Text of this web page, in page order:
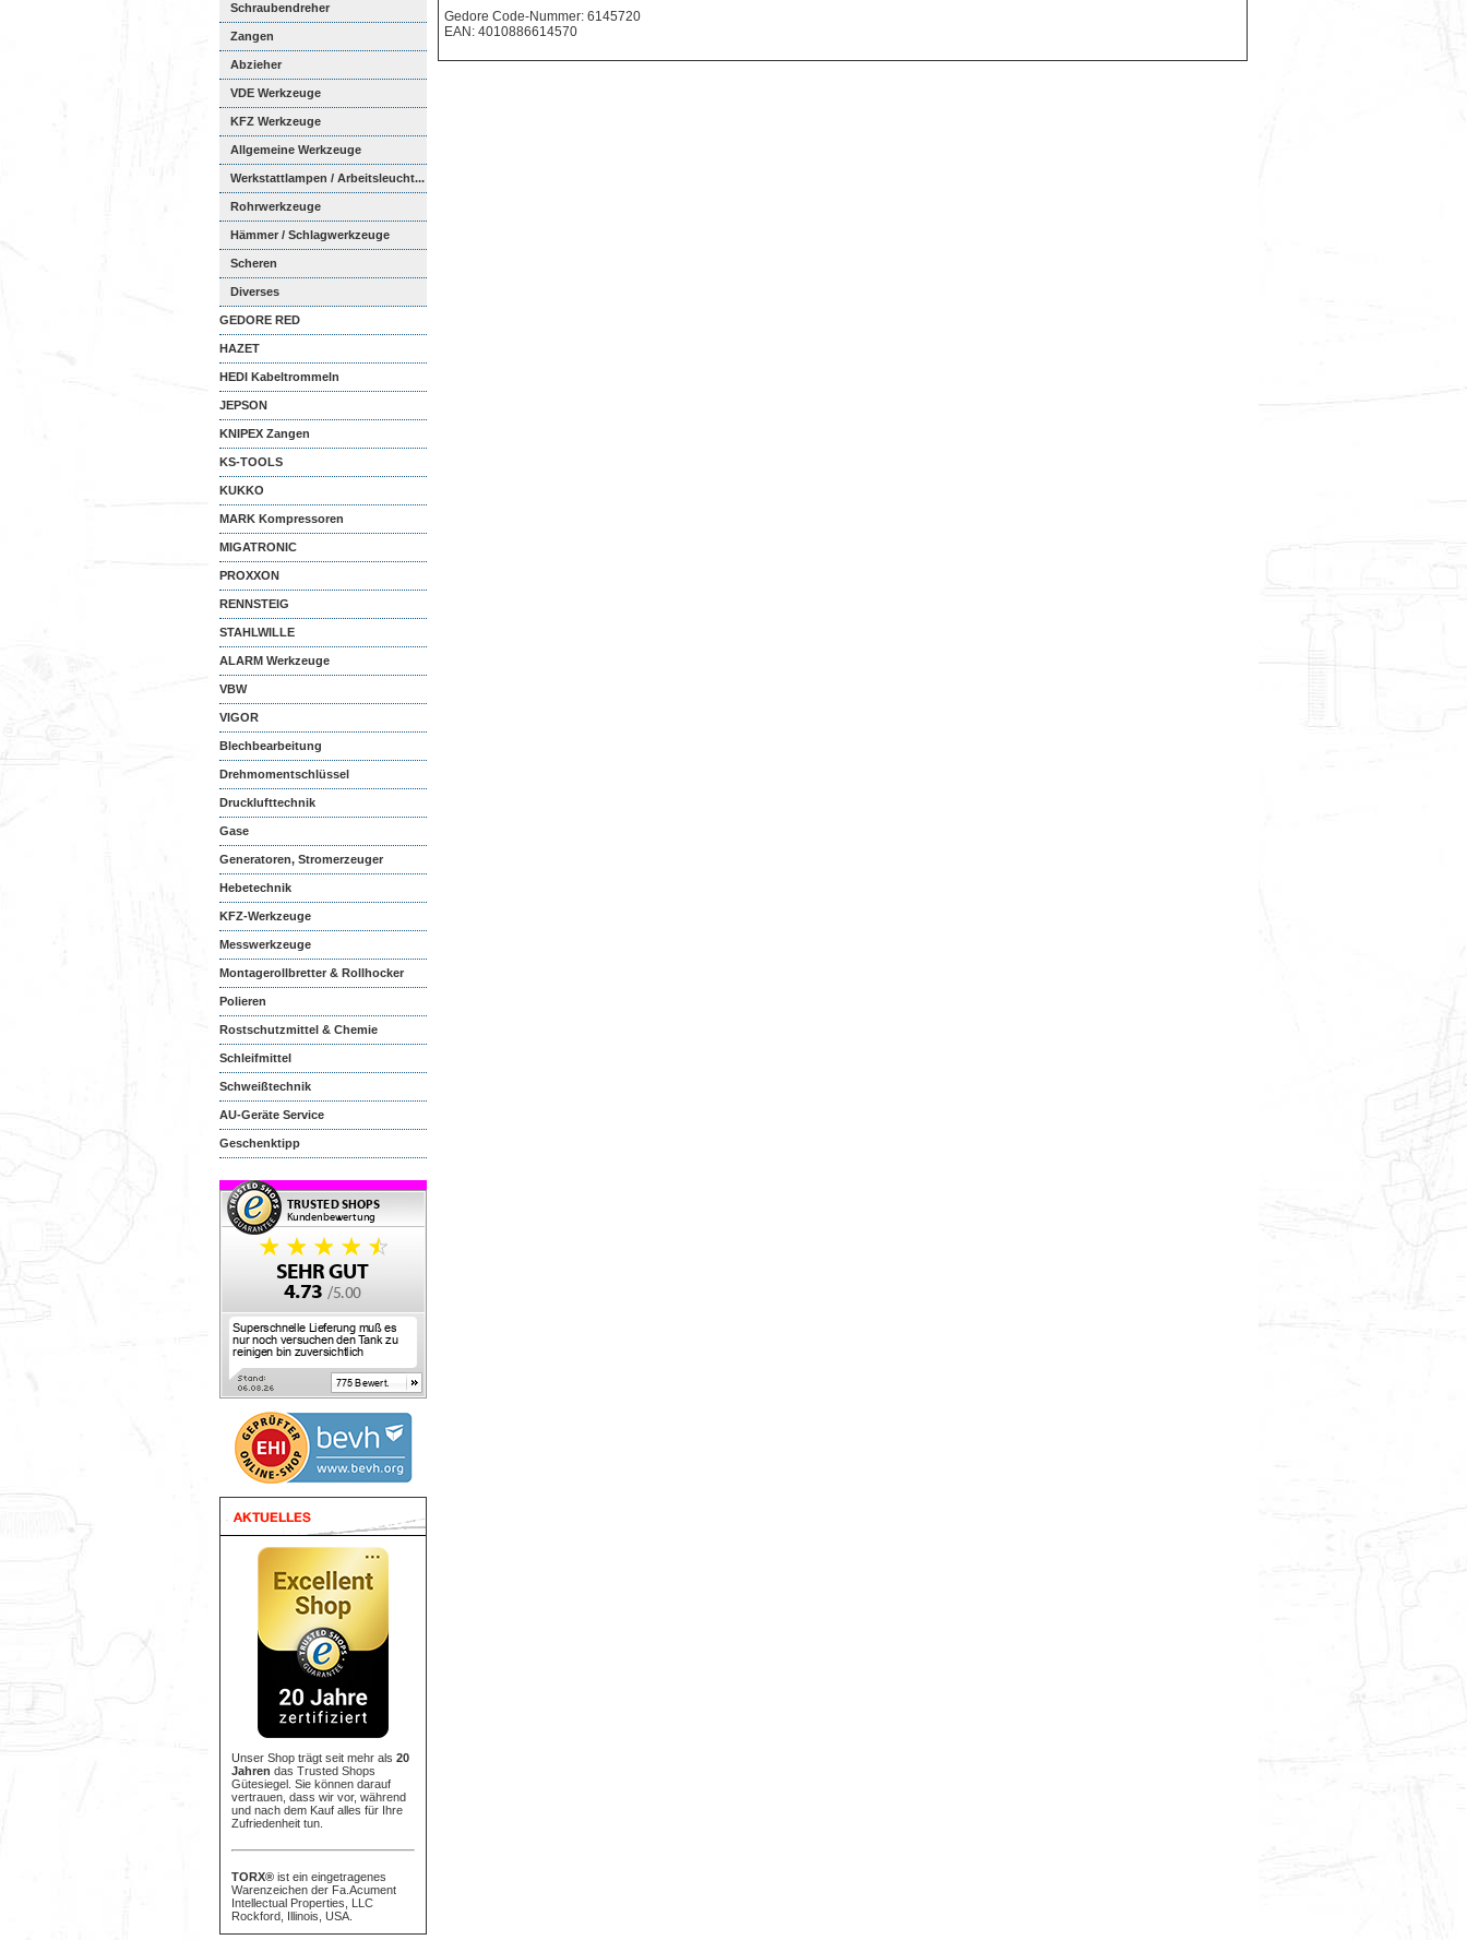
Schraubendreher
Zangen
Abzieher
VDE Werkzeuge
KFZ Werkzeuge
Allgemeine Werkzeuge
Werkstattlampen / Arbeitsleucht...
Rohrwerkzeuge
Hämmer / Schlagwerkzeuge
Scheren
Diverses
GEDORE RED
HAZET
HEDI Kabeltrommeln
JEPSON
KNIPEX Zangen
KS-TOOLS
KUKKO
MARK Kompressoren
MIGATRONIC
PROXXON
RENNSTEIG
STAHLWILLE
ALARM Werkzeuge
VBW
VIGOR
Blechbearbeitung
Drehmomentschlüssel
Drucklufttechnik
Gase
Generatoren, Stromerzeuger
Hebetechnik
KFZ-Werkzeuge
Messwerkzeuge
Montagerollbretter & Rollhocker
Polieren
Rostschutzmittel & Chemie
Schleifmittel
Schweißtechnik
AU-Geräte Service
Geschenktipp
Unser Shop trägt seit mehr als 20
Jahren das Trusted Shops
Gütesiegel. Sie können darauf
vertrauen, dass wir vor, während
und nach dem Kauf alles für Ihre
Zufriedenheit tun.
TORX® ist ein eingetragenes
Warenzeichen der Fa.Acument
Intellectual Properties, LLC
Rockford, Illinois, USA.
Gedore Code-Nummer: 6145720
EAN: 4010886614570